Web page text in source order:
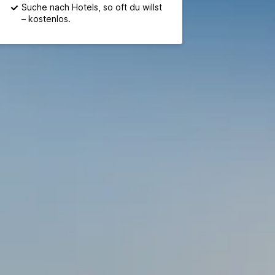
Suche nach Hotels, so oft du willst
– kostenlos.